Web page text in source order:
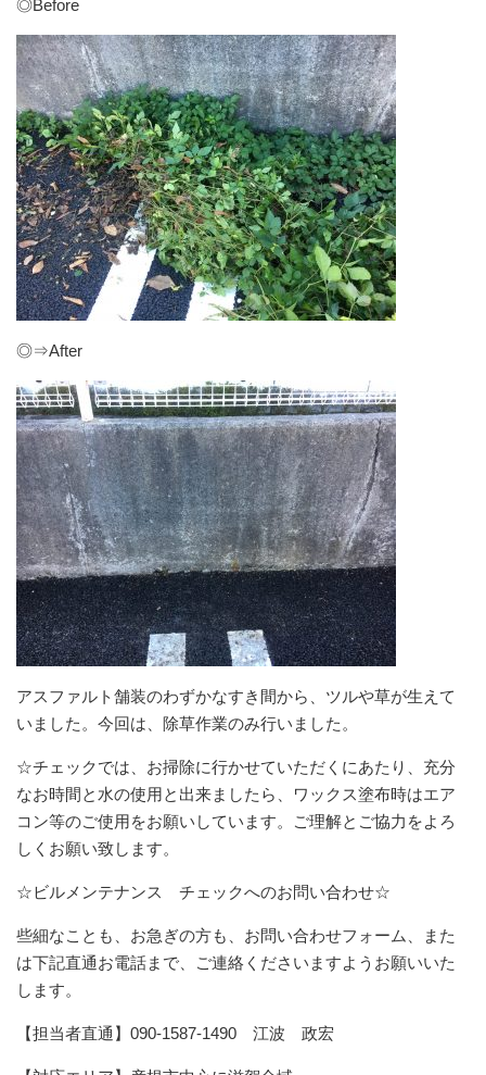
◎Before
◎⇒After
アスファルト舗装のわずかなすき間から、ツルや草が生えて
いました。今回は、除草作業のみ行いました。
☆チェックでは、お掃除に行かせていただくにあたり、充分
なお時間と水の使用と出来ましたら、ワックス塗布時はエア
コン等のご使用をお願いしています。ご理解とご協力をよろ
しくお願い致します。
☆ビルメンテナンス チェックへのお問い合わせ☆
些細なことも、お急ぎの方も、お問い合わせフォーム、また
は下記直通お電話まで、ご連絡くださいますようお願いいた
します。
【担当者直通】090-1587-1490 江波 政宏